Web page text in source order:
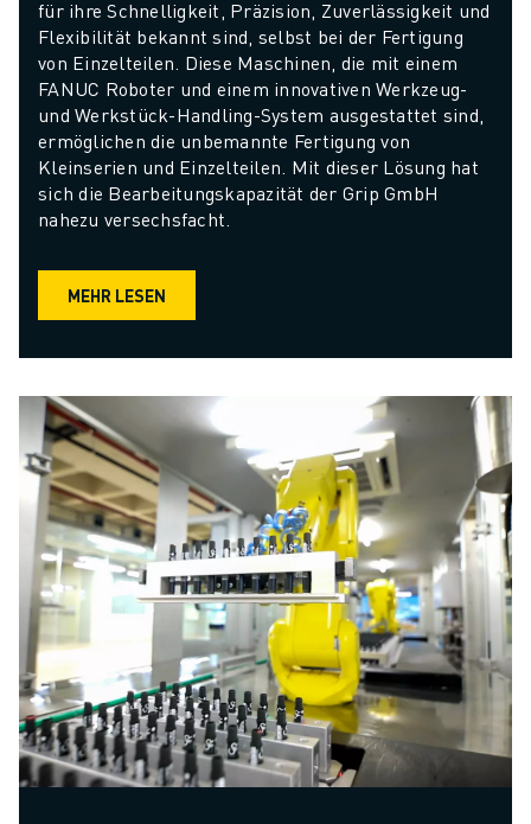
für ihre Schnelligkeit, Präzision, Zuverlässigkeit und
Flexibilität bekannt sind, selbst bei der Fertigung
von Einzelteilen. Diese Maschinen, die mit einem
FANUC Roboter und einem innovativen Werkzeug-
und Werkstück-Handling-System ausgestattet sind,
ermöglichen die unbemannte Fertigung von
Kleinserien und Einzelteilen. Mit dieser Lösung hat
sich die Bearbeitungskapazität der Grip GmbH
nahezu versechsfacht.
MEHR LESEN